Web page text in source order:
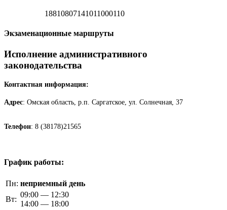
18810807141011000110
Экзаменационные маршруты
Исполнение административного
законодательства
Контактная информация:
Адрес: Омская область, р.п. Саргатское, ул. Солнечная, 37
Телефон: 8 (38178)21565
График работы:
Пн: неприемный день
Вт:
09:00 — 12:30
14:00 — 18:00